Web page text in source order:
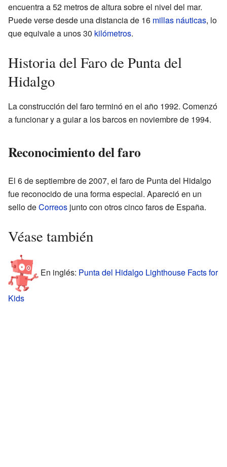
encuentra a 52 metros de altura sobre el nivel del mar.
Puede verse desde una distancia de 16 millas náuticas, lo
que equivale a unos 30 kilómetros.
Historia del Faro de Punta del
Hidalgo
La construcción del faro terminó en el año 1992. Comenzó
a funcionar y a guiar a los barcos en noviembre de 1994.
Reconocimiento del faro
El 6 de septiembre de 2007, el faro de Punta del Hidalgo
fue reconocido de una forma especial. Apareció en un
sello deCorreos junto con otros cinco faros de España.
Véase también
En inglés: Punta del Hidalgo Lighthouse Facts for
Kids